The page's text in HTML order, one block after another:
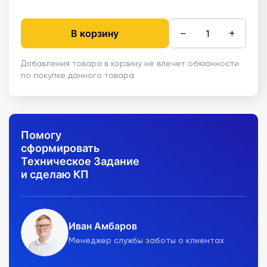
В корзину − +
Добавления товара в корзину не влечет обязанности
по покупке данного товара
Помогу
сформировать
Техническое Задание
и сделаю КП
Иван Амбаров
Менеджер службы заботы о клиентах